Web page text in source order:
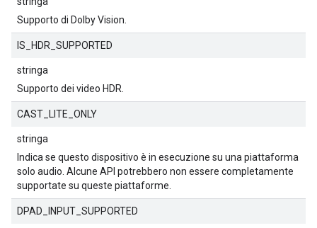
Supporto di Dolby Vision.
IS_HDR_SUPPORTED
stringa
Supporto dei video HDR.
CAST_LITE_ONLY
stringa
Indica se questo dispositivo è in esecuzione su una piattaforma
solo audio. Alcune API potrebbero non essere completamente
supportate su queste piattaforme.
DPAD_INPUT_SUPPORTED